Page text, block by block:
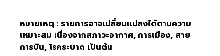
หมายเหตุ : รายการอาจเปลี่ยนแปลงได้ตามความ
เหมาะสม เนื่องจากสภาวะอากาศ, การเมือง, สาย
การบิน, โรคระบาด เป็นต้น